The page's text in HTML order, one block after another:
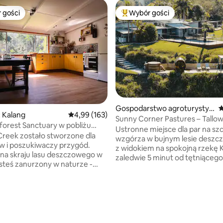
liczba recenzji: 269
z kategorii Wybór gości
gości
Średnia ocena: 4,99 na 5, liczba recenzji: 163
4,99 (163)
Sanctuary w pobliżu
zostało stworzone dla
i poszukiwaczy przygód.
skraju lasu deszczowego w
zanurzony w naturze -
Najpopularniejsze z kategorii
Wybór gości
Gospodarstwo agroturystyc
zne w: Bellingen
Sunny Corner Pastures –
Ustronne miejsce dla par na
wzgórza w bujnym lesie
z widokiem na spokojną rzekę
zaledwie 5 minut od